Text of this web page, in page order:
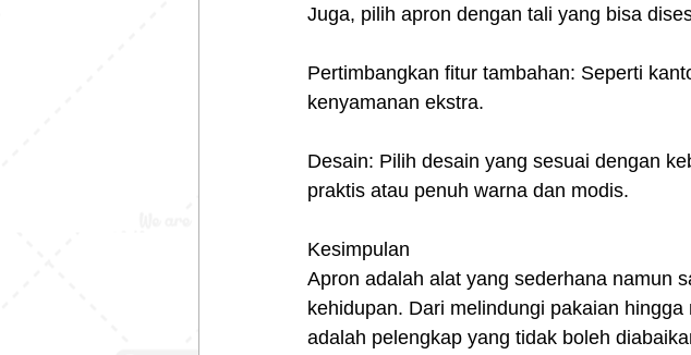
Juga, pilih apron dengan tali yang bisa
Pertimbangkan fitur tambahan: Seperti
kenyamanan ekstra.
Desain: Pilih desain yang sesuai dengan
praktis atau penuh warna dan modis.
Kesimpulan
Apron adalah alat yang sederhana namun
kehidupan. Dari melindungi pakaian
adalah pelengkap yang tidak boleh